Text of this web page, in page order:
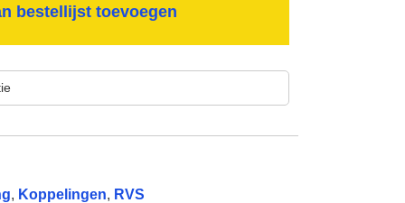
bestellijst toevoegen
, Koppelingen, RVS